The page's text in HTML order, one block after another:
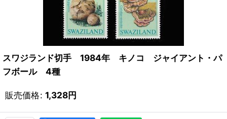
スワジランド切手 1984年 キノコ ジャイアント・パ
フボール 4種
販売価格: 1,328円